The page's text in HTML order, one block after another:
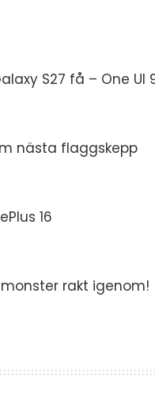
S27 få – One UI
nästa flaggskepp
16
monster rakt igenom!